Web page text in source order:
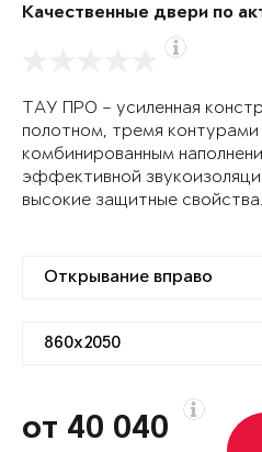
Качественные двери по
ТАУ ПРО – усиленная
полотном, тремя контурами
комбинированным
эффективной
высокие защитные свойства.
от 40 040